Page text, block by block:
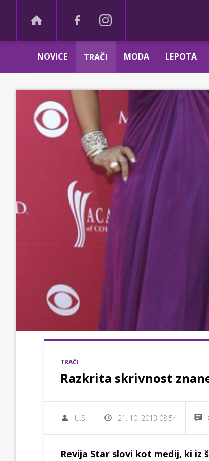
NOVICE TRAČI MODA LEPOTA
TRAČI
Razkrita skrivnost
U.S. 21. 10. 2013 08.54
Revija Star slovi kot medij, ki iz